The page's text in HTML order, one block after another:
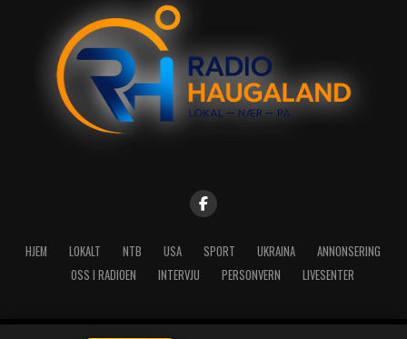
HJEM LOKALT NTB USA SPORT UKRAINA
ANNONSERING
OSS I RADIOEN
INTERVJU PERSONVERN LIVESENTER